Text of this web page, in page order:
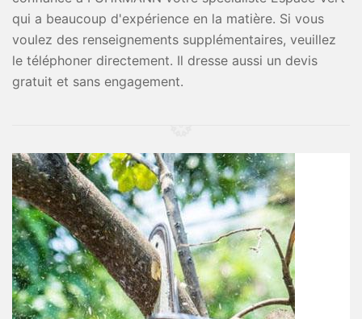
qui a beaucoup d'expérience en la matière. Si vous
voulez des renseignements supplémentaires, veuillez
le téléphoner directement. Il dresse aussi un devis
gratuit et sans engagement.